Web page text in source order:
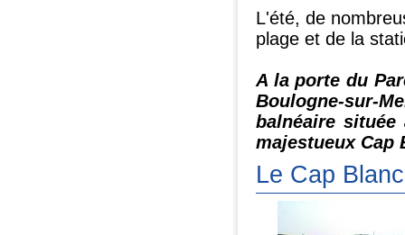
L'été, de
plage et de la
A la porte du
Boulogne-sur-
balnéaire
majestueux Cap
Le Cap